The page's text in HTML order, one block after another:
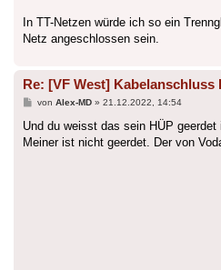
In TT-Netzen würde ich so ein
Netz angeschlossen sein.
Re: [VF West]
Beitrag
von Alex-MD» 21.12.2022, 14:54
Und du weisst das sein HÜP geerdet
Meiner ist nicht geerdet. Der von